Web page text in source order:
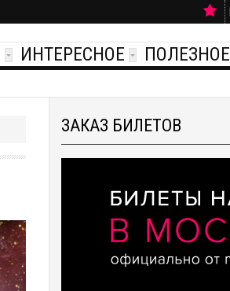
ИНТЕРЕСНОЕ ПОЛЕЗНОЕ
ЗАКАЗ БИЛЕТОВ